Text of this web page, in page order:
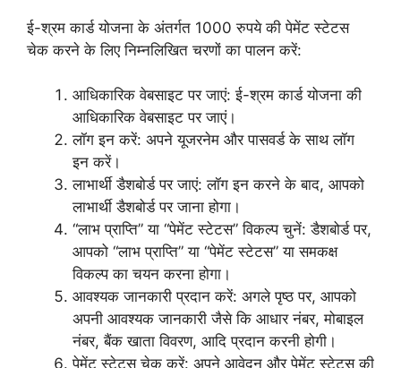
ई-श्रम कार्ड योजना के अंतर्गत 1000 रुपये की पेमेंट स्टेटस
चेक करने के लिए निम्नलिखित चरणों का पालन करें:
आधिकारिक वेबसाइट पर जाएं: ई-श्रम कार्ड योजना की
आधिकारिक वेबसाइट पर जाएं।
लॉग इन करें: अपने यूजरनेम और पासवर्ड के साथ लॉग
इन करें।
लाभार्थी डैशबोर्ड पर जाएं: लॉग इन करने के बाद, आपको
लाभार्थी डैशबोर्ड पर जाना होगा।
“लाभ प्राप्ति” या “पेमेंट स्टेटस” विकल्प चुनें: डैशबोर्ड पर,
आपको “लाभ प्राप्ति” या “पेमेंट स्टेटस” या समकक्ष
विकल्प का चयन करना होगा।
आवश्यक जानकारी प्रदान करें: अगले पृष्ठ पर, आपको
अपनी आवश्यक जानकारी जैसे कि आधार नंबर, मोबाइल
नंबर, बैंक खाता विवरण, आदि प्रदान करनी होगी।
पेमेंट स्टेटस चेक करें: अपने आवेदन और पेमेंट स्टेटस की